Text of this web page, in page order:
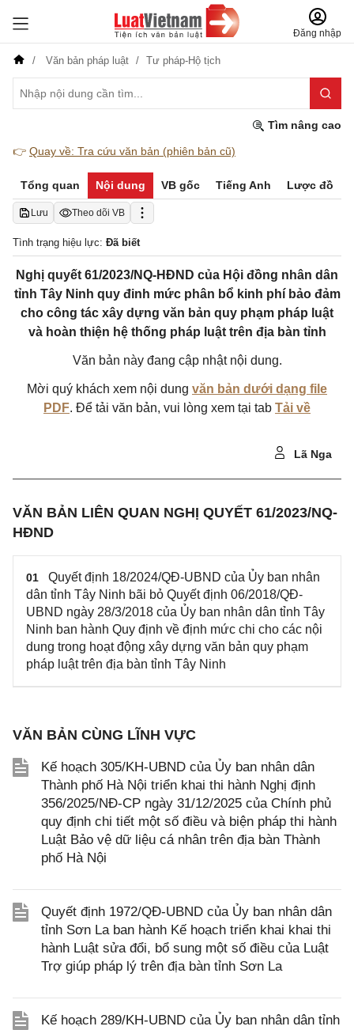
Đăng nhập
Văn bản pháp luật Tư pháp-Hộ tịch
Tìm nâng cao
👉 Quay về: Tra cứu văn bản (phiên bản cũ)
Tổng quan Nội dung VB gốc Tiếng Anh Lược đồ
Lưu Theo dõi VB
Tình trạng hiệu lực: Đã biết
Nghị quyết 61/2023/NQ-HĐND của Hội đồng nhân dân
tỉnh Tây Ninh quy đinh mức phân bổ kinh phí bảo đảm
cho công tác xây dựng văn bản quy phạm pháp luật
và hoàn thiện hệ thống pháp luật trên địa bàn tỉnh
Văn bản này đang cập nhật nội dung.
Mời quý khách xem nội dung văn bản dưới dạng file
PDF. Để tải văn bản, vui lòng xem tại tab Tải về
Lã Nga
VĂN BẢN LIÊN QUAN NGHỊ QUYẾT 61/2023/NQ-
HĐND
01
Quyết định 18/2024/QĐ-UBND của Ủy ban nhân
dân tỉnh Tây Ninh bãi bỏ Quyết định 06/2018/QĐ-
UBND ngày 28/3/2018 của Ủy ban nhân dân tỉnh Tây
Ninh ban hành Quy định về định mức chi cho các nội
dung trong hoạt động xây dựng văn bản quy phạm
pháp luật trên địa bàn tỉnh Tây Ninh
VĂN BẢN CÙNG LĨNH VỰC
Kế hoạch 305/KH-UBND của Ủy ban nhân dân
Thành phố Hà Nội triển khai thi hành Nghị định
356/2025/NĐ-CP ngày 31/12/2025 của Chính phủ
quy định chi tiết một số điều và biện pháp thi hành
Luật Bảo vệ dữ liệu cá nhân trên địa bàn Thành
phố Hà Nội
Quyết định 1972/QĐ-UBND của Ủy ban nhân dân
tỉnh Sơn La ban hành Kế hoạch triển khai khai thi
hành Luật sửa đổi, bổ sung một số điều của Luật
Trợ giúp pháp lý trên địa bàn tỉnh Sơn La
Kế hoạch 289/KH-UBND của Ủy ban nhân dân tỉnh